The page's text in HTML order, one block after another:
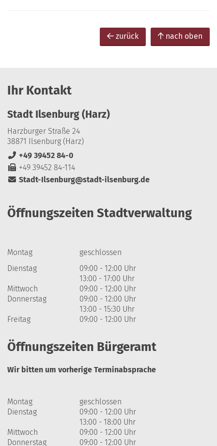
zurück nach oben
Ihr Kontakt
Stadt Ilsenburg (Harz)
Harzburger Straße 24
38871 Ilsenburg (Harz)
+49 39452 84-0
+49 39452 84-114
Stadt-Ilsenburg@stadt-ilsenburg.de
Öffnungszeiten Stadtverwaltung
Montag
geschlossen
Dienstag
09:00 - 12:00 Uhr
13:00 - 17:00 Uhr
Mittwoch
09:00 - 12:00 Uhr
Donnerstag
09:00 - 12:00 Uhr
13:00 - 15:30 Uhr
Freitag
09:00 - 12:00 Uhr
Öffnungszeiten Bürgeramt
Wir bitten um vorherige Terminabsprache
Montag
geschlossen
Dienstag
09:00 - 12:00 Uhr
13:00 - 18:00 Uhr
Mittwoch
09:00 - 12:00 Uhr
Donnerstag
09:00 - 12:00 Uhr